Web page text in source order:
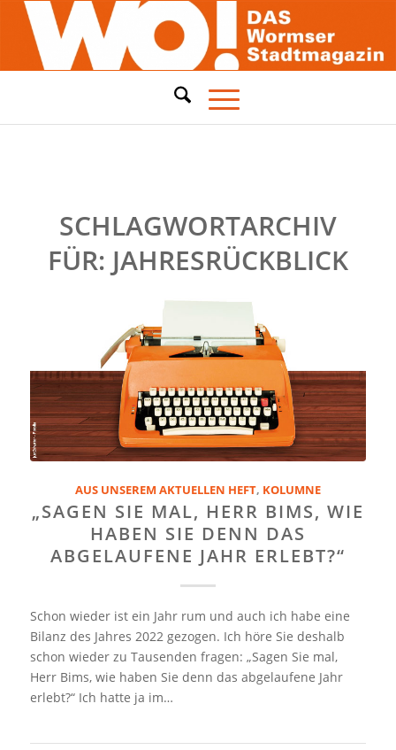
SCHLAGWORTARCHIV
FÜR: JAHRESRÜCKBLICK
AUS UNSEREM AKTUELLEN HEFT, KOLUMNE
„SAGEN SIE MAL, HERR BIMS, WIE
HABEN SIE DENN DAS
ABGELAUFENE JAHR ERLEBT?“
Schon wieder ist ein Jahr rum und auch ich habe eine
Bilanz des Jahres 2022 gezogen. Ich höre Sie deshalb
schon wieder zu Tausenden fragen: „Sagen Sie mal,
Herr Bims, wie haben Sie denn das abgelaufene Jahr
erlebt?“ Ich hatte ja im…